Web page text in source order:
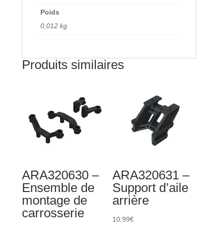
Poids
0,012 kg
Produits similaires
ARA320630 –
Ensemble de
montage de
carrosserie
ARA320631 –
Support d’aile
arrière
10,99€